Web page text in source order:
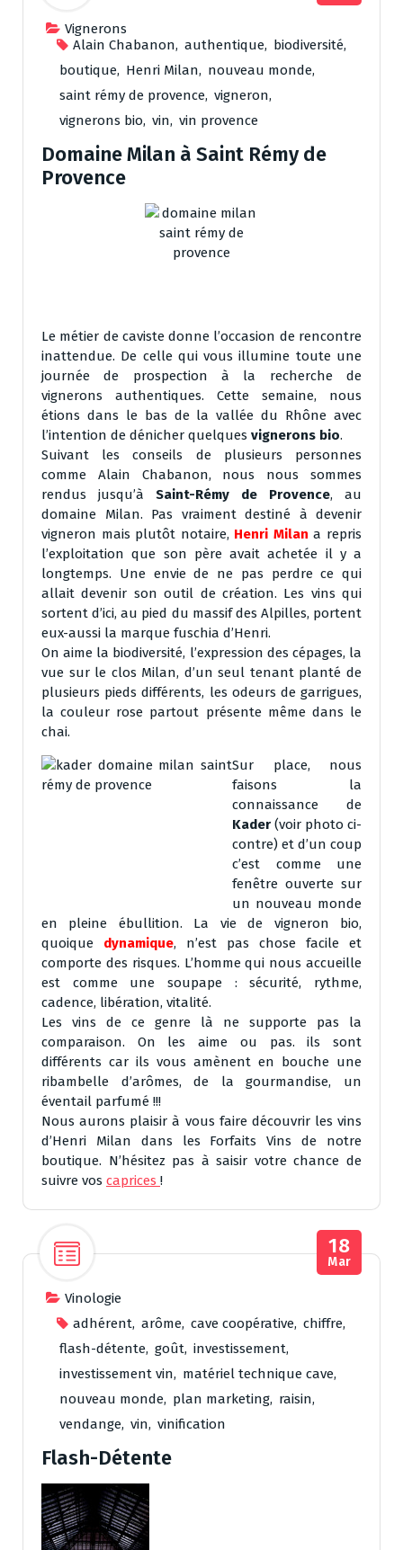
Vignerons
Alain Chabanon, authentique, biodiversité,
boutique, Henri Milan, nouveau monde,
saint rémy de provence, vigneron,
vignerons bio, vin, vin provence
Domaine Milan à Saint Rémy de
Provence
Le métier de caviste donne l’occasion de rencontre
inattendue. De celle qui vous illumine toute une
journée de prospection à la recherche de
vignerons authentiques. Cette semaine, nous
étions dans le bas de la vallée du Rhône avec
l’intention de dénicher quelques vignerons bio.
Suivant les conseils de plusieurs personnes
comme Alain Chabanon, nous nous sommes
rendus jusqu’à Saint-Rémy de Provence, au
domaine Milan. Pas vraiment destiné à devenir
vigneron mais plutôt notaire, Henri Milan a repris
l’exploitation que son père avait achetée il y a
longtemps. Une envie de ne pas perdre ce qui
allait devenir son outil de création. Les vins qui
sortent d’ici, au pied du massif des Alpilles, portent
eux-aussi la marque fuschia d’Henri.
On aime la biodiversité, l’expression des cépages, la
vue sur le clos Milan, d’un seul tenant planté de
plusieurs pieds différents, les odeurs de garrigues,
la couleur rose partout présente même dans le
chai.
Sur place, nous
faisons la
connaissance de
Kader (voir photo ci-
contre) et d’un coup
c’est comme une
fenêtre ouverte sur
un nouveau monde
en pleine ébullition. La vie de vigneron bio,
quoique dynamique, n’est pas chose facile et
comporte des risques. L’homme qui nous accueille
est comme une soupape : sécurité, rythme,
cadence, libération, vitalité.
Les vins de ce genre là ne supporte pas la
comparaison. On les aime ou pas. ils sont
différents car ils vous amènent en bouche une
ribambelle d’arômes, de la gourmandise, un
éventail parfumé !!!
Nous aurons plaisir à vous faire découvrir les vins
d’Henri Milan dans les Forfaits Vins de notre
boutique. N’hésitez pas à saisir votre chance de
suivre vos caprices !
Vinologie
adhérent, arôme, cave coopérative, chiffre,
flash-détente, goût, investissement,
investissement vin, matériel technique cave,
nouveau monde, plan marketing, raisin,
vendange, vin, vinification
18
Mar
Flash-Détente